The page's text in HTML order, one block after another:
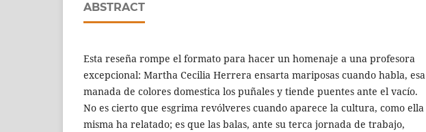
ABSTRACT
Esta reseña rompe el formato para hacer un homenaje a una profesora
excepcional: Martha Cecilia Herrera ensarta mariposas cuando habla, esa
manada de colores domestica los puñales y tiende puentes ante el vacío.
No es cierto que esgrima revólveres cuando aparece la cultura, como ella
misma ha relatado; es que las balas, ante su terca jornada de trabajo,